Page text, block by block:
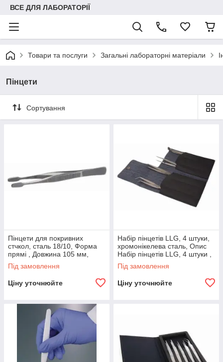
ВСЕ ДЛЯ ЛАБОРАТОРІЇ
Товари та послуги Загальні лабораторні матеріали
Пінцети
Сортування
Пінцети для покривних
стчкол, сталь 18/10, Форма
прямі , Довжина 105 мм,
Bochem, (9160205)
Під замовлення
Ціну уточнюйте
Набір пінцетів LLG, 4 штуки,
хромонікелева сталь, Опис
Набір пінцетів LLG, 4 штуки ,
, (9160394)
Під замовлення
Ціну уточнюйте